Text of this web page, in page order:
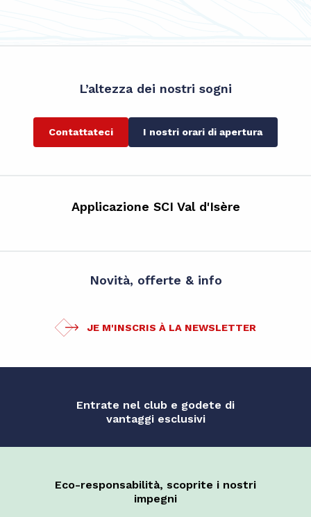
L’altezza dei nostri sogni
Contattateci I nostri orari di apertura
Applicazione SCI Val d'Isère
Novità, offerte & info
JE M'INSCRIS À LA NEWSLETTER
Entrate nel club e godete di
vantaggi esclusivi
Eco-responsabilità, scoprite i nostri
impegni